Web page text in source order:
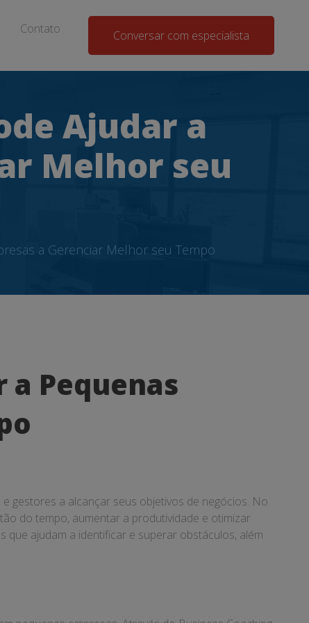
Contato Conversar com especialista
Ajudar a
Melhor seu
a Gerenciar Melhor seu Tempo
a Pequenas
gestores a alcançar seus objetivos de negócios. No
do tempo, aumentar a produtividade e otimizar
ajudam a identificar e superar obstáculos, além